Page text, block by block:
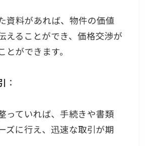
資料があれば、物件の価値
えることができ、価格交渉が
ができます。
：
っていれば、手続きや書類
ズに行え、迅速な取引が期